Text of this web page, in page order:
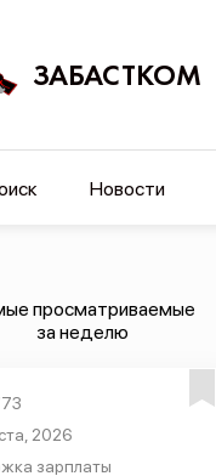
ЗАБАСТКОМ
Новости
просматриваемые
за неделю
2026
зарплаты